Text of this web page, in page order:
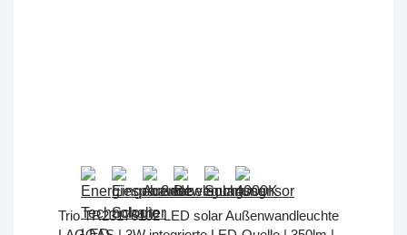
Trio TR23176102 LED solar Außenwandleuchte